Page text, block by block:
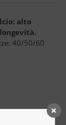
alto
40/50/60